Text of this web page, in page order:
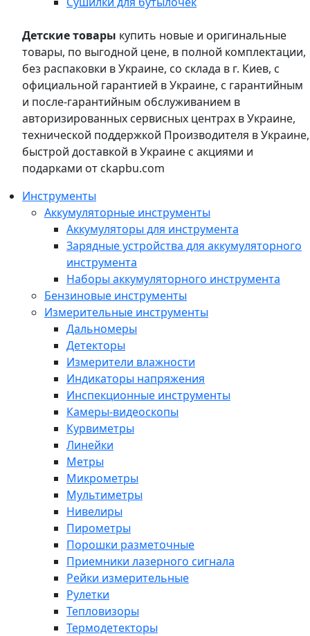
Детские товары купить новые и оригинальные
товары, по выгодной цене, в полной комплектации,
без распаковки в Украине, со склада в г. Киев, с
официальной гарантией в Украине, с гарантийным
и после-гарантийным обслуживанием в
авторизированных сервисных центрах в Украине,
технической поддержкой Производителя в Украине,
быстрой доставкой в Украине с акциями и
подарками от ckapbu.com
Инструменты
Аккумуляторные инструменты
Аккумуляторы для инструмента
Зарядные устройства для аккумуляторного
инструмента
Наборы аккумуляторного инструмента
Бензиновые инструменты
Измерительные инструменты
Дальномеры
Детекторы
Измерители влажности
Индикаторы напряжения
Инспекционные инструменты
Камеры-видеоскопы
Курвиметры
Линейки
Метры
Микрометры
Мультиметры
Нивелиры
Пирометры
Порошки разметочные
Приемники лазерного сигнала
Рейки измерительные
Рулетки
Тепловизоры
Термодетекторы